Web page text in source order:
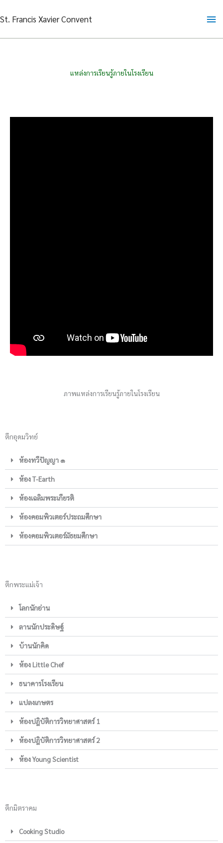
to
St. Francis Xavier Convent
แหล่งการเรียนรู้ภายในโรงเรียน
ภาพแหล่งการเรียนรู้ภายในโรงเรียน
ตึกอุดมวิทย์
ห้องทวีปัญญา ๑
ห้อง T-Earth
ห้องเฉลิมพระเกียรติ
ห้องคอมพิวเตอร์ประถมศึกษา
ห้องคอมพิวเตอร์มัธยมศึกษา
ตึกพระแม่เจ้า
โลกนักอ่าน
ลานนักประดิษฐ์
บ้านนักคิด
ห้อง Little Chef
ธนาคารโรงเรียน
แปลงเกษตร
ห้องปฎิบัติการวิทยาศาสตร์ 1
ห้องปฎิบัติการวิทยาศาสตร์ 2
ห้อง Young Scientist
ตึกมิตราคม
Cooking Studio